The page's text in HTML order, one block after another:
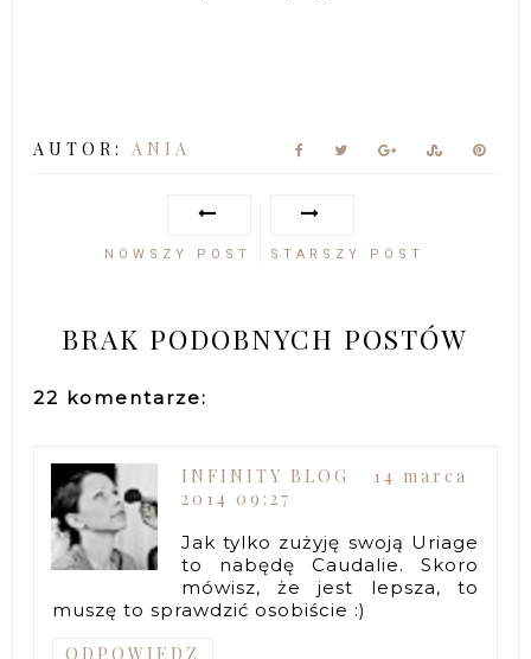
AUTOR:ANIA
NOWSZY POST STARSZY POST
BRAK PODOBNYCH POSTÓW
22 komentarze:
INFINITY BLOG
14 marca
2014 09:27
Jak tylko zużyję swoją Uriage
to nabędę Caudalie. Skoro
mówisz, że jest lepsza, to
muszę to sprawdzić osobiście :)
ODPOWIEDZ